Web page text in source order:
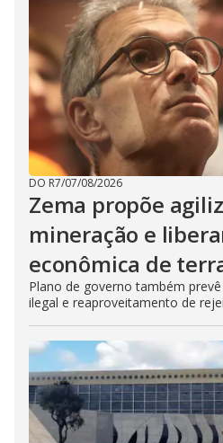
DO R7/07/08/2026
Zema propõe
mineração e
econômica de
Plano de governo também
ilegal e reaproveitamento de